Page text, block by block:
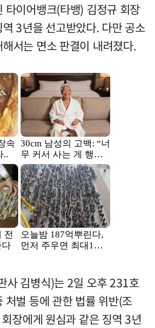
타이어뱅크(타뱅) 김정규 회장
3년을 선고받았다. 다만 공소
서는 면소 판결이 내려졌다.
사 김병식)는 2일 오후 231호
처벌 등에 관한 법률 위반(조
장에게 원심과 같은 징역 3년